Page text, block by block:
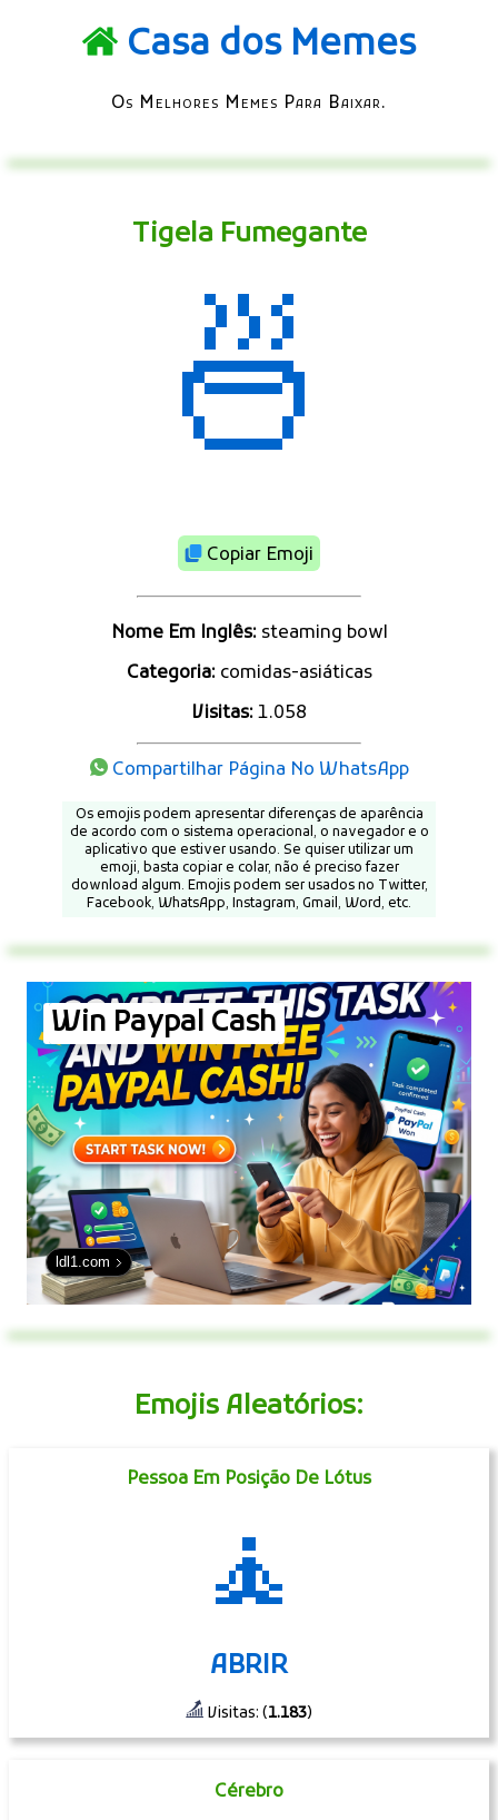
Casa dos Memes
Os Melhores Memes Para Baixar.
Tigela Fumegante
🍜
Copiar Emoji
Nome Em Inglês: steaming bowl
Categoria: comidas-asiáticas
Visitas:1.058
Compartilhar Página No WhatsApp
Os emojis podem apresentar diferenças de aparência
de acordo com o sistema operacional, o navegador e o
aplicativo que estiver usando. Se quiser utilizar um
emoji, basta copiar e colar, não é preciso fazer
download algum. Emojis podem ser usados no Twitter,
Facebook, WhatsApp, Instagram, Gmail, Word, etc.
Win Paypal Cash
ldl1.com
Emojis Aleatórios:
Pessoa Em Posição De Lótus
🧘
ABRIR
Visitas: (1.183)
Cérebro